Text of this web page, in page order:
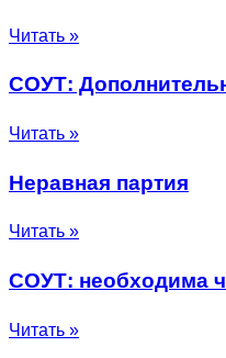
Читать »
СОУТ:
Читать »
Неравная партия
Читать »
СОУТ: необходима
Читать »